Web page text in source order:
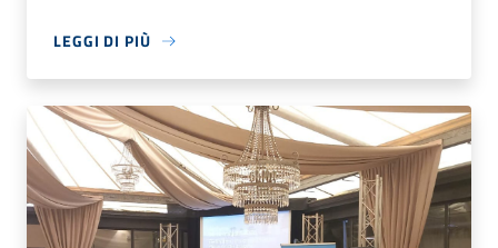
LEGGI DI PIÙ